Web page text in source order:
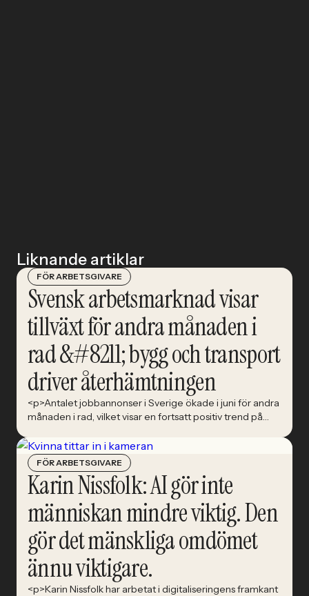
Liknande artiklar
FÖR ARBETSGIVARE
Svensk arbetsmarknad visar
tillväxt för andra månaden i
rad &#8211; bygg och transport
driver återhämtningen
<p>Antalet jobbannonser i Sverige ökade i juni för andra
månaden i rad, vilket visar en fortsatt positiv trend på
FÖR ARBETSGIVARE
Karin Nissfolk: AI gör inte
människan mindre viktig. Den
gör det mänskliga omdömet
ännu viktigare.
<p>Karin Nissfolk har arbetat i digitaliseringens framkant